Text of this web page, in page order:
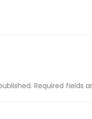
Required fields